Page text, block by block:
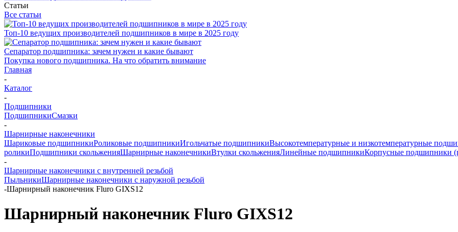
Статьи
Все статьи
Топ-10 ведущих производителей подшипников в мире в 2025 году
Сепаратор подшипника: зачем нужен и какие бывают
Покупка нового подшипника. На что обратить внимание
Главная
-
Каталог
-
Подшипники
ПодшипникиСмазки
-
Шарнирные наконечники
Шариковые подшипникиРоликовые подшипникиИгольчатые подшипникиВысокотемпературные и низкотемпературные
роликиПодшипники скольженияШарнирные наконечникиВтулки скольженияЛинейные подшипникиКорпусные подшипники
-
Шарнирные наконечники с внутренней резьбой
ПыльникиШарнирные наконечники с наружной резьбой
-Шарнирный наконечник Fluro GIXS12
Шарнирный наконечник Fluro GIXS12